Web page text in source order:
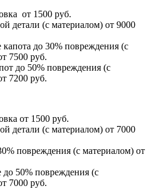
от 1500 руб.
детали (с материалом) от 9000
до 30% повреждения (с
7500 руб.
до 50% повреждения (с
7200 руб.
от 1500 руб.
детали (с материалом) от 7000
повреждения (с материалом) от
50% повреждения (с
7000 руб.